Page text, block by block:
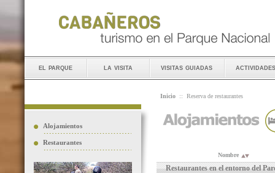
el parque la visita visitas guiadas actividades
Alojamientos
Restaurantes
Inicio :: Reserva de restaurantes
Nombre
Restaurantes en el entorno del